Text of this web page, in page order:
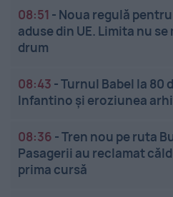
08:51 - Noua regulă
aduse din UE. Limita nu
drum
08:43 -Turnul Babel la 80
Infantino și eroziunea
08:36 -Tren nou pe ruta
Pasagerii au reclamat
prima cursă